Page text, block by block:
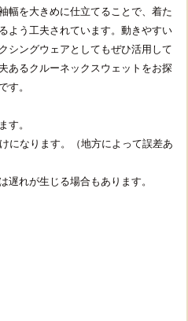
幅を大きめに仕立てることで、着た
よう工夫されています。動きやすい
シングウェアとしてもぜひ活用して
あるクルーネックスウェットをお探
す。
す。
になります。（地方によって誤差あ
遅れが生じる場合もあります。